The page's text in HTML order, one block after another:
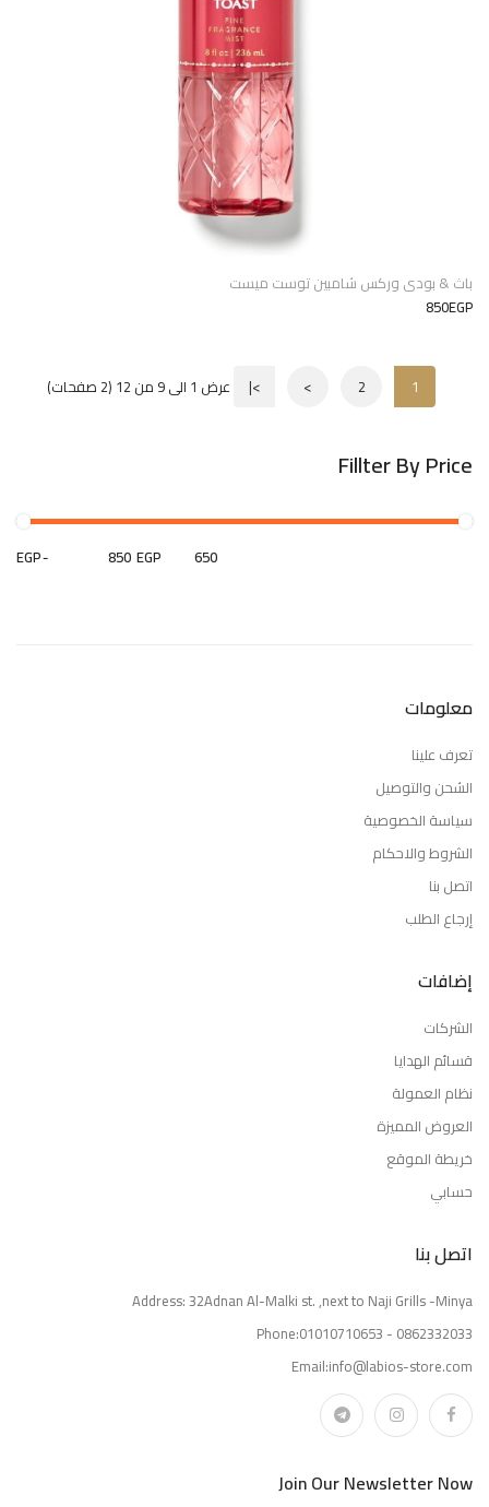
Fillter By Price
EGP- EGP
باث & بودى وركس شامبين توست ميست
850EGP
1
2
>
>| عرض 1 الى 9 من 12 (2 صفحات)
معلومات
تعرف علينا
الشحن والتوصيل
سياسة الخصوصية
الشروط والاحكام
اتصل بنا
إرجاع الطلب
إضافات
الشركات
قسائم الهدايا
نظام العمولة
العروض المميزة
خريطة الموقع
حسابي
اتصل بنا
Address: 32Adnan Al-Malki st. ,next to Naji Grills -Minya
Phone:01010710653 - 0862332033
Email:info@labios-store.com
Join Our Newsletter Now